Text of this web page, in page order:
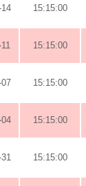
15:15:00
15:15:00
15:15:00
15:15:00
15:15:00